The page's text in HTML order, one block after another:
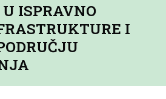
ISPRAVNO
I